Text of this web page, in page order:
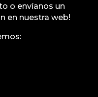
o envíanos un
en nuestra web!